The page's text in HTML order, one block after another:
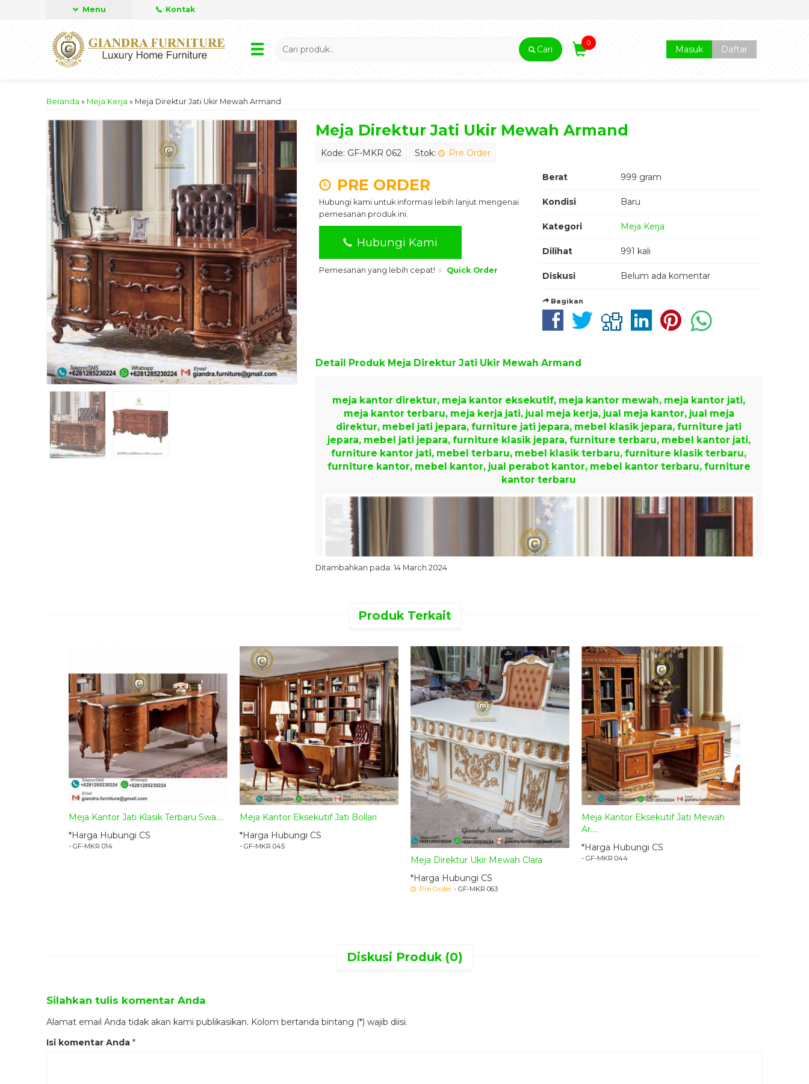
Menu Kontak
Cari
0
Masuk Daftar
Beranda » Meja Kerja » Meja Direktur Jati Ukir Mewah Armand
Meja Direktur Jati Ukir Mewah Armand
Kode: GF-MKR 062 Stok: Pre Order
Berat 999 gram
Kondisi Baru
Kategori Meja Kerja
Dilihat 991 kali
Diskusi Belum ada komentar
Bagikan
PRE ORDER
Hubungi kami untuk informasi lebih lanjut mengenai
pemesanan produk ini.
Hubungi Kami
Pemesanan yang lebih cepat! Quick Order
Detail Produk Meja Direktur Jati Ukir Mewah Armand
meja kantor direktur, meja kantor eksekutif, meja kantor mewah, meja kantor jati,
meja kantor terbaru, meja kerja jati, jual meja kerja, jual meja kantor, jual meja
direktur, mebel jati jepara, furniture jati jepara, mebel klasik jepara, furniture jati
jepara, mebel jati jepara, furniture klasik jepara, furniture terbaru, mebel kantor jati,
furniture kantor jati, mebel terbaru, mebel klasik terbaru, furniture klasik terbaru,
furniture kantor, mebel kantor, jual perabot kantor, mebel kantor terbaru, furniture
kantor terbaru
bahan kayu berkualitas akan menjamin ketahanan meja kerja ini.
Ditambahkan pada: 14 March 2024
Produk Terkait
Meja Kantor Jati Klasik Terbaru Swa....
*Harga Hubungi CS
- GF-MKR 014
Meja Kantor Eksekutif Jati Bollari
*Harga Hubungi CS
- GF-MKR 045
Meja Direktur Ukir Mewah Clara
*Harga Hubungi CS
Pre Order - GF-MKR 063
Meja Kantor Eksekutif Jati Mewah
Ar....
*Harga Hubungi CS
- GF-MKR 044
Diskusi Produk (0)
Silahkan tulis komentar Anda
Alamat email Anda tidak akan kami publikasikan. Kolom bertanda bintang (*) wajib diisi.
Isi komentar Anda *